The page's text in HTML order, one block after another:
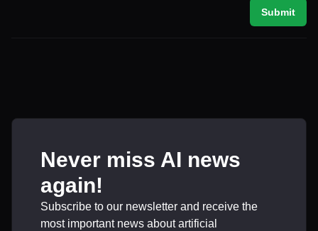
Submit
Never miss AI news
again!
Subscribe to our newsletter and receive the
most important news about artificial